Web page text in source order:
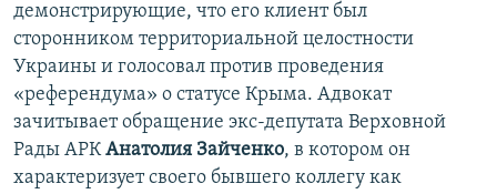
демонстрирующие, что его клиент был
сторонником территориальной целостности
Украины и голосовал против проведения
«референдума» о статусе Крыма. Адвокат
зачитывает обращение экс-депутата Верховной
Рады АРКАнатолия Зайченко, в котором он
характеризует своего бывшего коллегу как